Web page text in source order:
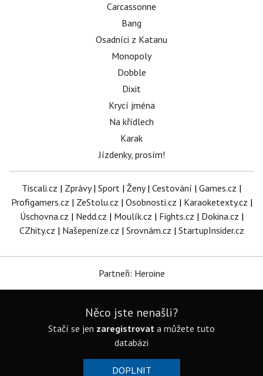
Carcassonne
Bang
Osadníci z Katanu
Monopoly
Dobble
Dixit
Krycí jména
Na křídlech
Karak
Jízdenky, prosím!
Tiscali.cz | Zprávy| Sport | Ženy| Cestování | Games.cz |
Profigamers.cz | ZeStolu.cz | Osobnosti.cz | Karaoketexty.cz |
Úschovna.cz | Nedd.cz | Moulík.cz | Fights.cz | Dokina.cz |
CZhity.cz | Našepeníze.cz | Srovnám.cz | StartupInsider.cz
Partneři: Heroine
Něco jste nenašli?
Stačí se jen zaregistrovat a můžete tuto
databázi
DOPLNIT